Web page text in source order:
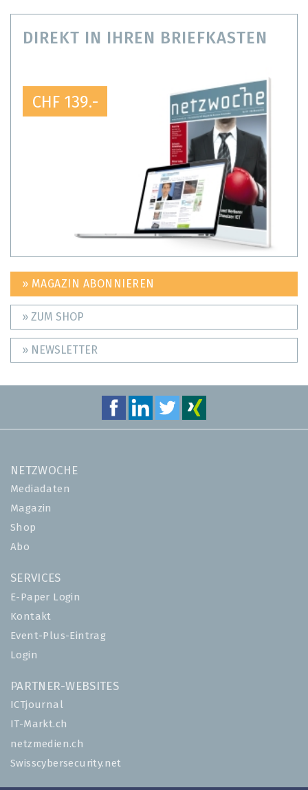
DIREKT IN IHREN BRIEFKASTEN
CHF 139.-
» MAGAZIN ABONNIEREN
» ZUM SHOP
» NEWSLETTER
NETZWOCHE
Mediadaten
Magazin
Shop
Abo
SERVICES
E-Paper Login
Kontakt
Event-Plus-Eintrag
Login
PARTNER-WEBSITES
ICTjournal
IT-Markt.ch
netzmedien.ch
Swisscybersecurity.net